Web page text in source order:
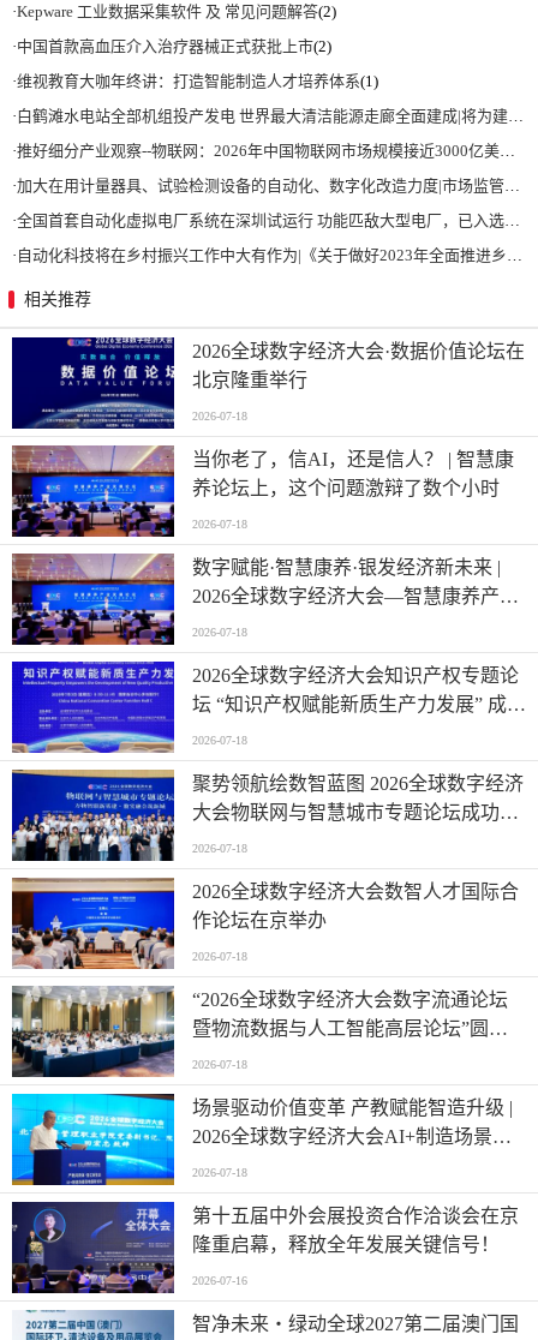
·Kepware 工业数据采集软件 及 常见问题解答(2)
·中国首款高血压介入治疗器械正式获批上市(2)
·维视教育大咖年终讲：打造智能制造人才培养体系(1)
·白鹤滩水电站全部机组投产发电 世界最大清洁能源走廊全面建成|将为建设新型能源体系、保障国家能源安全、实现“双碳”目标提供有力支撑
·推好细分产业观察--物联网：2026年中国物联网市场规模接近3000亿美元 智慧工厂、智慧城市、智慧电网等将占60%以上
·加大在用计量器具、试验检测设备的自动化、数字化改造力度|市场监管总局 工业和信息化部 关于促进企业计量能力提升的指导意见
·全国首套自动化虚拟电厂系统在深圳试运行 功能匹敌大型电厂，已入选国际典型案例
· 自动化科技将在乡村振兴工作中大有作为|《关于做好2023年全面推进乡村振兴重点工作的意见》发布
相关推荐
2026全球数字经济大会·数据价值论坛在
北京隆重举行
2026-07-18
当你老了，信AI，还是信人？ | 智慧康
养论坛上，这个问题激辩了数个小时
2026-07-18
数字赋能·智慧康养·银发经济新未来 |
2026全球数字经济大会—智慧康养产业
发展论坛在京举办
2026-07-18
2026全球数字经济大会知识产权专题论
坛 “知识产权赋能新质生产力发展” 成功
举办
2026-07-18
聚势领航绘数智蓝图 2026全球数字经济
大会物联网与智慧城市专题论坛成功举
办
2026-07-18
2026全球数字经济大会数智人才国际合
作论坛在京举办
2026-07-18
“2026全球数字经济大会数字流通论坛
暨物流数据与人工智能高层论坛”圆满
成功举办
2026-07-18
场景驱动价值变革 产教赋能智造升级 |
2026全球数字经济大会AI+制造场景落
地国际论坛成功举办
2026-07-18
第十五届中外会展投资合作洽谈会在京
隆重启幕，释放全年发展关键信号！
2026-07-16
智净未来・绿动全球2027第二届澳门国